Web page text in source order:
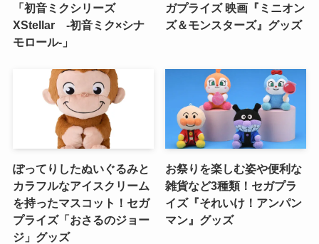
「初音ミクシリーズ
XStellar ‐初音ミク×シナ
モロール‐」
ガプライズ 映画『ミニオン
ズ＆モンスターズ』グッズ
ぽってりしたぬいぐるみと
カラフルなアイスクリーム
を持ったマスコット！セガ
プライズ「おさるのジョー
ジ」グッズ
お祭りを楽しむ姿や便利な
雑貨など3種類！セガプラ
イズ『それいけ！アンパン
マン』グッズ